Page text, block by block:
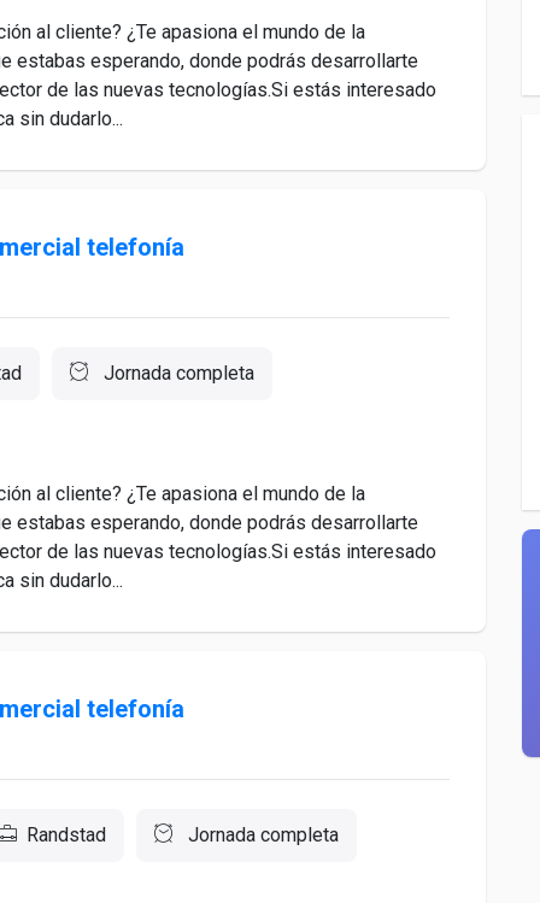
al cliente? ¿Te apasiona el mundo de la
estabas esperando, donde podrás desarrollarte
de las nuevas tecnologías.Si estás interesado
sin dudarlo...
telefonía
Jornada completa
al cliente? ¿Te apasiona el mundo de la
estabas esperando, donde podrás desarrollarte
de las nuevas tecnologías.Si estás interesado
sin dudarlo...
telefonía
Randstad Jornada completa